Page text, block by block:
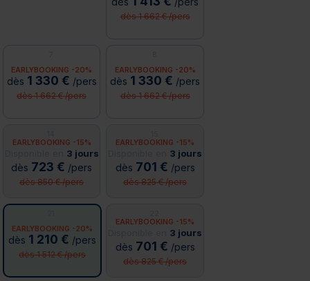
dès 1 662 € /pers
EARLYBOOKING -20%
dès 1 330 € /pers
dès 1 662 € /pers
EARLYBOOKING -20%
dès 1 330 € /pers
dès 1 662 € /pers
EARLYBOOKING -15%
3 jours
dès 723 € /pers
dès 850 € /pers
EARLYBOOKING -15%
3 jours
dès 701 € /pers
dès 825 € /pers
EARLYBOOKING -20%
dès 1 210 € /pers
dès 1 512 € /pers
EARLYBOOKING -15%
3 jours
dès 701 € /pers
dès 825 € /pers